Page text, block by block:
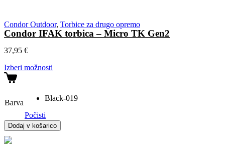
Condor Outdoor, Torbice za drugo opremo
Condor IFAK torbica – Micro TK Gen2
37,95 €
Izberi možnosti
Barva
Black-019
Počisti
Condor
IFAK
torbica
Dodaj v košarico